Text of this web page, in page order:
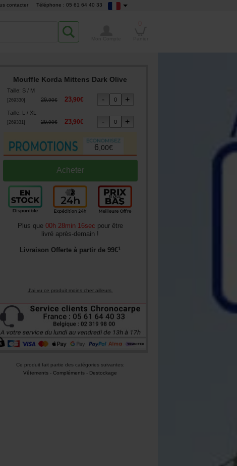
contacter Téléphone : 05 61 64 40 33
Mouffle Korda Mittens Dark Olive
Taille: S / M
269330] 29,90€ 23,90€
Taille: L / XL
269331 ] 29,90€ 23,90€
6,00€
Plus que 00h 28min 15sec pour être
livré après-demain !
Livraison Offerte à partir de 99€1
J'ai vu ce produit moins cher ailleurs.
Ce produit fait partie des catégories suivantes:
Vêtements -Compléments - Destockage